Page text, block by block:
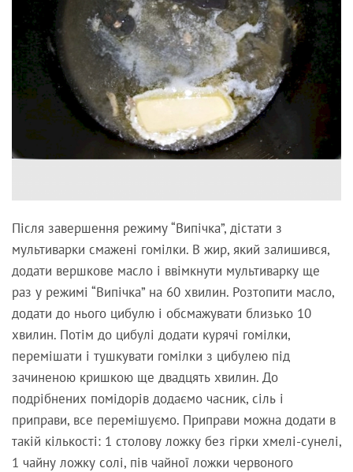
Після завершення режиму “Випічка”, дістати з
мультиварки смажені гомілки. В жир, який залишився,
додати вершкове масло і ввімкнути мультиварку ще
раз у режимі “Випічка” на 60 хвилин. Розтопити масло,
додати до нього цибулю і обсмажувати близько 10
хвилин. Потім до цибулі додати курячі гомілки,
перемішати і тушкувати гомілки з цибулею під
зачиненою кришкою ще двадцять хвилин. До
подрібнених помідорів додаємо часник, сіль і
приправи, все перемішуємо. Приправи можна додати в
такій кількості: 1 столову ложку без гірки хмелі-сунелі,
1 чайну ложку солі, пів чайної ложки червоного